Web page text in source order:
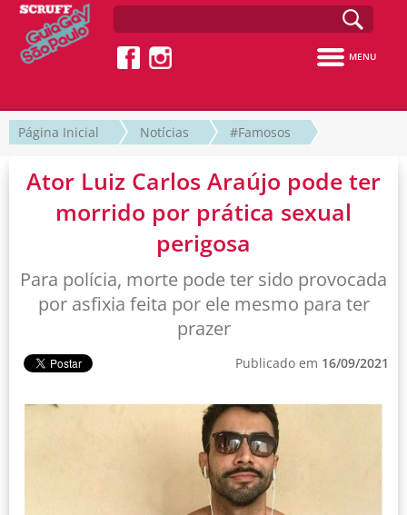
MENU
Página Inicial Notícias #Famosos
Ator Luiz Carlos Araújo pode ter
morrido por prática sexual
perigosa
Para polícia, morte pode ter sido provocada
por asfixia feita por ele mesmo para ter
prazer
Publicado em 16/09/2021